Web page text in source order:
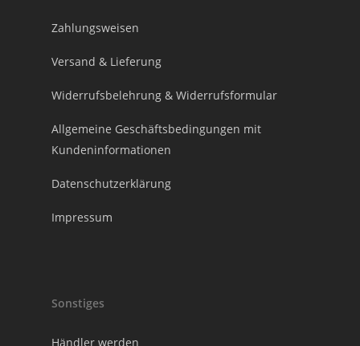
Zahlungsweisen
Versand & Lieferung
Widerrufsbelehrung & Widerrufsformular
Allgemeine Geschäftsbedingungen mit
Kundeninformationen
Datenschutzerklärung
Impressum
Sonstiges
Händler werden